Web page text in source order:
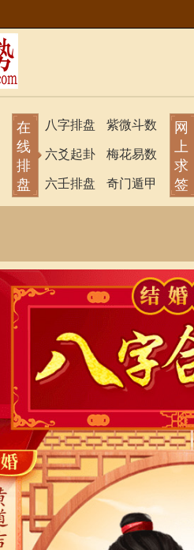
在
线
排
盘
八字排盘
六爻起卦
六壬排盘
紫微斗数
梅花易数
奇门遁甲
网
上
求
签